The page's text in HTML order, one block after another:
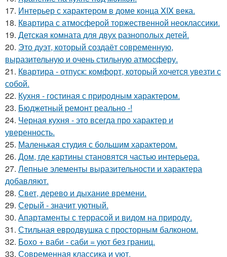
17. Интерьер с характером в доме конца XIX века.
18. Квартира с атмосферой торжественной неоклассики.
19. Детская комната для двух разнополых детей.
20. Это дуэт, который создаёт современную,
выразительную и очень стильную атмосферу.
21. Квартира - отпуск: комфорт, который хочется увезти с
собой.
22. Кухня - гостиная с природным характером.
23. Бюджетный ремонт реально -!
24. Черная кухня - это всегда про характер и
уверенность.
25. Маленькая студия с большим характером.
26. Дом, где картины становятся частью интерьера.
27. Лепные элементы выразительности и характера
добавляют.
28. Свет, дерево и дыхание времени.
29. Серый - значит уютный.
30. Апартаменты с террасой и видом на природу.
31. Стильная евродвушка с просторным балконом.
32. Бохо + ваби - саби = уют без границ.
33. Современная классика и уют.